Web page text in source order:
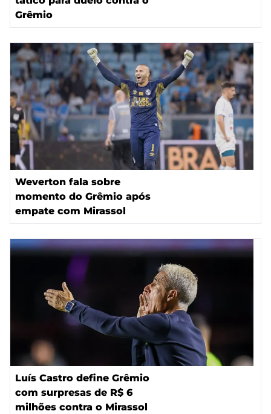
Grêmio
Weverton fala sobre
momento do Grêmio após
empate com Mirassol
Luís Castro define Grêmio
com surpresas de R$ 6
milhões contra o Mirassol